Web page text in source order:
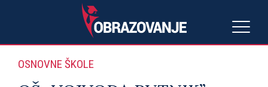
OSNOVNE ŠKOLE